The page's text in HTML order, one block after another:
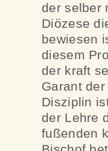
der selber
Diözese
bewiesen
diesem
der kraft
Garant
Disziplin
der Lehre
fußenden